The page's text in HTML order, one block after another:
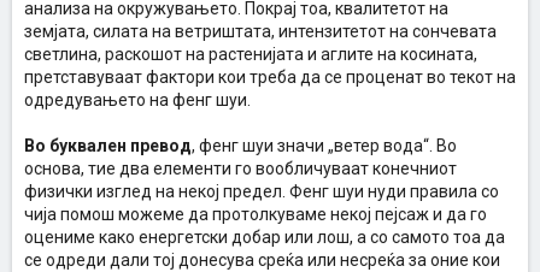
анализа на окружувањето. Покрај тоа, квалитетот на
земјата, силата на ветриштата, интензитетот на сончевата
светлина, раскошот на растенијата и аглите на косината,
претставуваат фактори кои треба да се проценат во текот на
одредувањето на фенг шуи.
Во буквален превод, фенг шуи значи „ветер вода“. Во
основа, тие два елементи го вообличуваат конечниот
физички изглед на некој предел. Фенг шуи нуди правила со
чија помош можеме да протолкуваме некој пејсаж и да го
оцениме како енергетски добар или лош, а со самото тоа да
се одреди дали тој донесува среќа или несреќа за оние кои